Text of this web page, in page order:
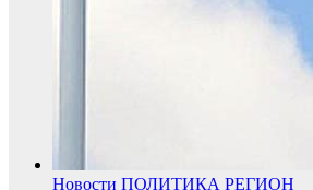
Новости ПОЛИТИКА РЕГИОН